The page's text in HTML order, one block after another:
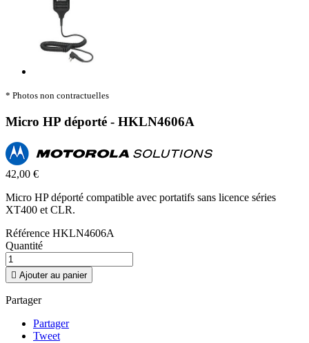
* Photos non contractuelles
Micro HP déporté - HKLN4606A
42,00 €
Micro HP déporté compatible avec portatifs sans licence séries
XT400 et CLR.
Référence HKLN4606A
Quantité
 Ajouter au panier
Partager
Partager
Tweet